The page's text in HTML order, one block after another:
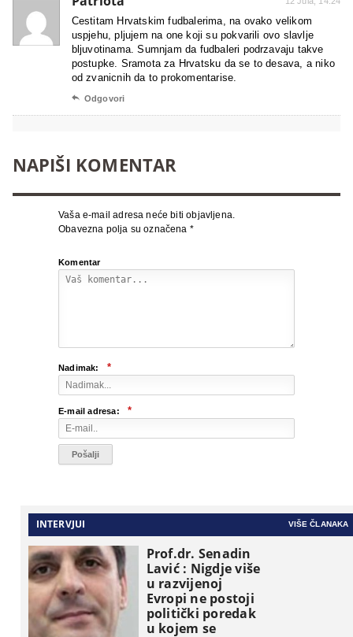
Cestitam Hrvatskim fudbalerima, na ovako velikom
uspjehu, pljujem na one koji su pokvarili ovo slavlje
bljuvotinama. Sumnjam da fudbaleri podrzavaju takve
postupke. Sramota za Hrvatsku da se to desava, a niko
od zvanicnih da to prokomentarise.
 Odgovori
NAPIŠI KOMENTAR
Vaša e-mail adresa neće biti objavljena.
Obavezna polja su označena *
Komentar
Nadimak: *
E-mail adresa: *
INTERVJUI VIŠE ČLANAKA
Prof.dr. Senadin
Lavić : Nigdje više
u razvijenoj
Evropi ne postoji
politički poredak
u kojem se